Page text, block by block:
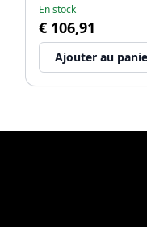
déchets 2 x 16 litres
1208957462
En stock
€ 106,91
Ajouter au